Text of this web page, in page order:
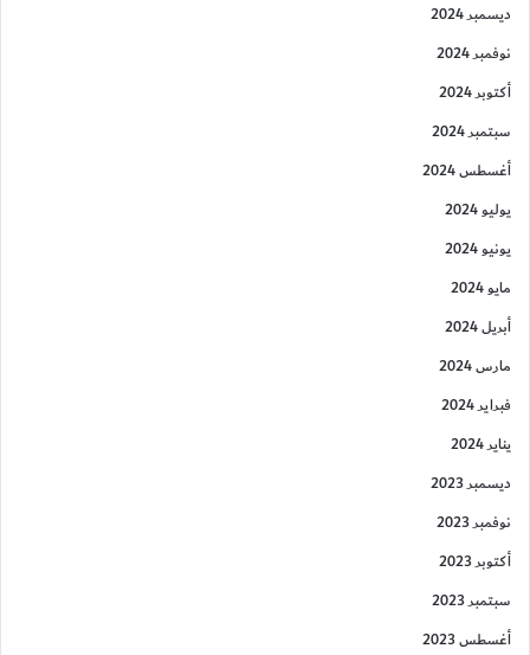
ديسمبر 2024
نوفمبر 2024
أكتوبر 2024
سبتمبر 2024
أغسطس 2024
يوليو 2024
يونيو 2024
مايو 2024
أبريل 2024
مارس 2024
فبراير 2024
يناير 2024
ديسمبر 2023
نوفمبر 2023
أكتوبر 2023
سبتمبر 2023
أغسطس 2023